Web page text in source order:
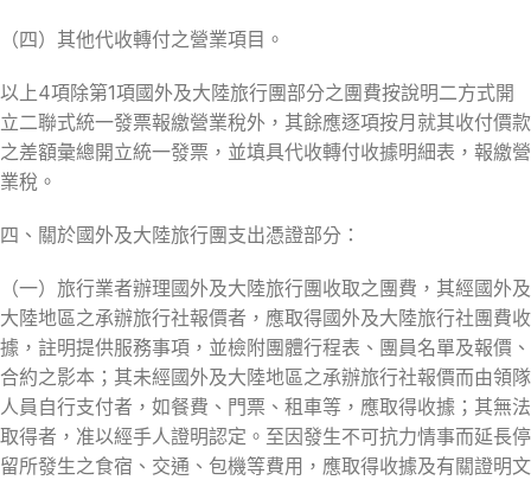
（四）其他代收轉付之營業項目。
以上4項除第1項國外及大陸旅行團部分之團費按說明二方式開
立二聯式統一發票報繳營業稅外，其餘應逐項按月就其收付價款
之差額彙總開立統一發票，並填具代收轉付收據明細表，報繳營
業稅。
四、關於國外及大陸旅行團支出憑證部分：
（一）旅行業者辦理國外及大陸旅行團收取之團費，其經國外及
大陸地區之承辦旅行社報價者，應取得國外及大陸旅行社團費收
據，註明提供服務事項，並檢附團體行程表、團員名單及報價、
合約之影本；其未經國外及大陸地區之承辦旅行社報價而由領隊
人員自行支付者，如餐費、門票、租車等，應取得收據；其無法
取得者，准以經手人證明認定。至因發生不可抗力情事而延長停
留所發生之食宿、交通、包機等費用，應取得收據及有關證明文